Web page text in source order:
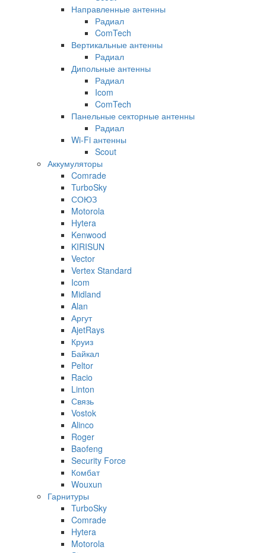
Направленные антенны
Радиал
ComTech
Вертикальные антенны
Радиал
Дипольные антенны
Радиал
Icom
ComTech
Панельные секторные антенны
Радиал
Wi-Fi антенны
Scout
Аккумуляторы
Comrade
TurboSky
СОЮЗ
Motorola
Hytera
Kenwood
KIRISUN
Vector
Vertex Standard
Icom
Midland
Alan
Аргут
AjetRays
Круиз
Байкал
Peltor
Racio
Linton
Связь
Vostok
Alinco
Roger
Baofeng
Security Force
Комбат
Wouxun
Гарнитуры
TurboSky
Comrade
Hytera
Motorola